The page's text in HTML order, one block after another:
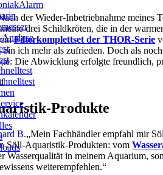
der Wieder-Inbetriebnahme meines
drei Schildkröten, die in der
einFilterkomplettset der THOR-Serie
ich mehr als zufrieden. Doch als
Die Abwicklung erfolgte freundlich,
Produkte
„Mein Fachhändler empfahl mir
Söll-Aquaristik-Produkten: vom
Wasserqualität in meinem Aquarium,
weiterempfehlen.“